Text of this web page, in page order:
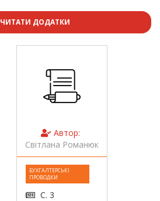
ЧИТАТИ ДОДАТКИ
Автор:
Світлана Романюк
БУХГАЛТЕРСЬКІ
ПРОВОДКИ
С. 3